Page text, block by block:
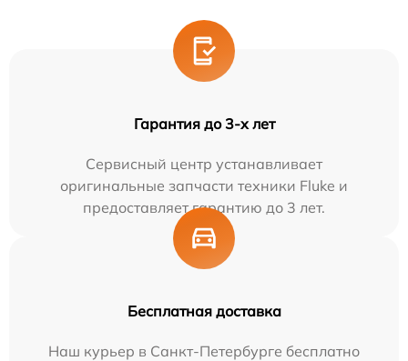
Гарантия до 3-х лет
Сервисный центр устанавливает
оригинальные запчасти техники Fluke и
предоставляет гарантию до 3 лет.
Бесплатная доставка
Наш курьер в Санкт-Петербурге бесплатно